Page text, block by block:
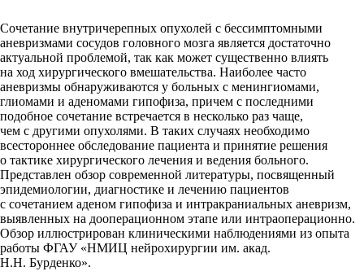
Сочетание внутричерепных опухолей с бессимптомными
аневризмами сосудов головного мозга является достаточно
актуальной проблемой, так как может существенно влиять
на ход хирургического вмешательства. Наиболее часто
аневризмы обнаруживаются у больных с менингиомами,
глиомами и аденомами гипофиза, причем с последними
подобное сочетание встречается в несколько раз чаще,
чем с другими опухолями. В таких случаях необходимо
всестороннее обследование пациента и принятие решения
о тактике хирургического лечения и ведения больного.
Представлен обзор современной литературы, посвященный
эпидемиологии, диагностике и лечению пациентов
с сочетанием аденом гипофиза и интракраниальных аневризм,
выявленных на дооперационном этапе или интраоперационно.
Обзор иллюстрирован клиническими наблюдениями из опыта
работы ФГАУ «НМИЦ нейрохирургии им. акад.
Н.Н. Бурденко».